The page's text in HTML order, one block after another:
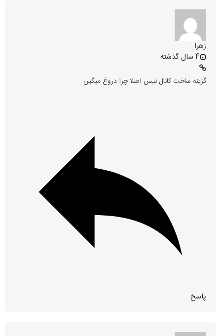
زهرا
4 سال گذشته
گزینه ساخت کانال نیس اصلا چرا دروغ میگین
پاسخ